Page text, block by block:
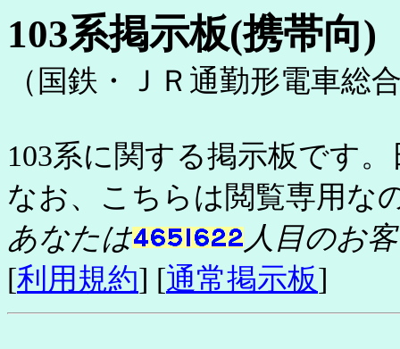
103系掲示板(携帯向)
（国鉄・ＪＲ通勤形電車総
103系に関する掲示板です
なお、こちらは閲覧専用な
あなたは
人目のお
[利用規約] [通常掲示板]